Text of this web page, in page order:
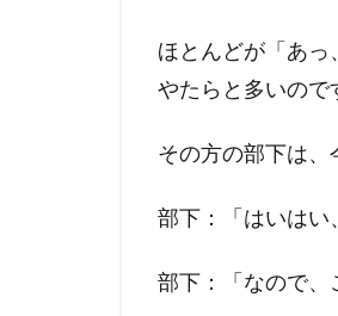
ほとんどが「あっ
やたらと多いので
その方の部下は、
部下：「はいはい
部下：「なので、